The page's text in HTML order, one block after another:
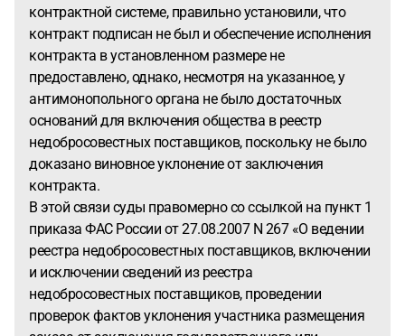
контрактной системе, правильно установили, что
контракт подписан не был и обеспечение исполнения
контракта в установленном размере не
предоставлено, однако, несмотря на указанное, у
антимонопольного органа не было достаточных
оснований для включения общества в реестр
недобросовестных поставщиков, поскольку не было
доказано виновное уклонение от заключения
контракта.
В этой связи суды правомерно со ссылкой на пункт 1
приказа ФАС России от 27.08.2007 N 267 «О ведении
реестра недобросовестных поставщиков, включении
и исключении сведений из реестра
недобросовестных поставщиков, проведении
проверок фактов уклонения участника размещения